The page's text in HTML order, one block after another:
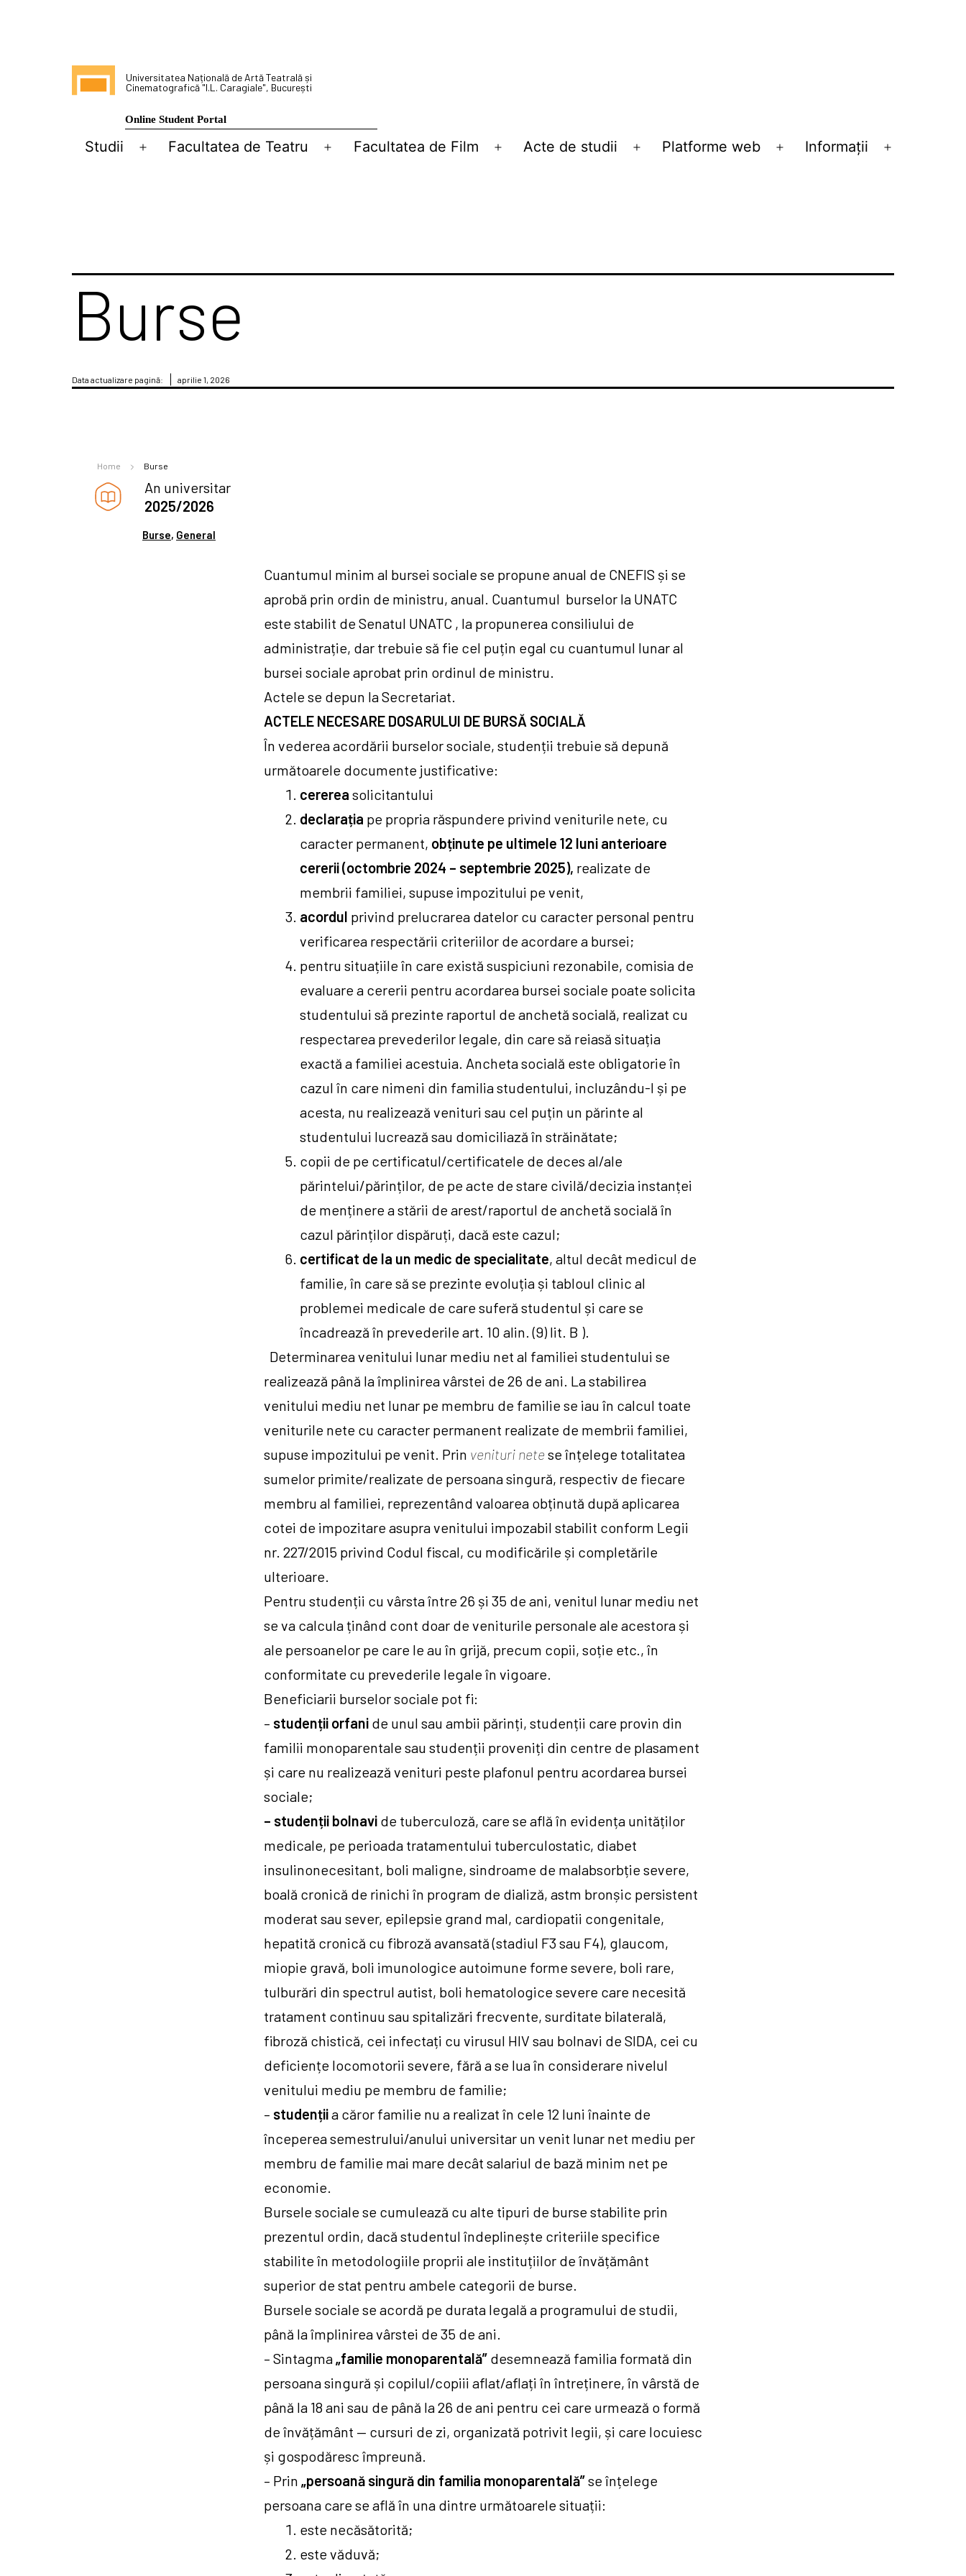
Universitatea Națională de Artă Teatrală și
Cinematografică "I.L. Caragiale", București
Online Student Portal
Studii
Deschide
Facultatea de Teatru
Deschide
Facultatea de Film
Deschide
Acte de studii
Deschide
Platforme web
Deschide
Informații
Burse
Data actualizare pagină: aprilie 1, 2026
Home Burse
An universitar
2025/2026
Burse, General
Cuantumul minim al bursei sociale se propune anual de CNEFIS și se
aprobă prin ordin de ministru, anual. Cuantumul burselor la UNATC
este stabilit de Senatul UNATC , la propunerea consiliului de
administrație, dar trebuie să fie cel puțin egal cu cuantumul lunar al
bursei sociale aprobat prin ordinul de ministru.
Actele se depun la Secretariat.
ACTELE NECESARE DOSARULUI DE BURSĂ SOCIALĂ
În vederea acordării burselor sociale, studenții trebuie să depună
următoarele documente justificative:
cererea solicitantului
declarația pe propria răspundere privind veniturile nete, cu
caracter permanent, obținute pe ultimele 12 luni anterioare
cererii (octombrie 2024 – septembrie 2025), realizate de
membrii familiei, supuse impozitului pe venit,
acordul privind prelucrarea datelor cu caracter personal pentru
verificarea respectării criteriilor de acordare a bursei;
pentru situațiile în care există suspiciuni rezonabile, comisia de
evaluare a cererii pentru acordarea bursei sociale poate solicita
studentului să prezinte raportul de anchetă socială, realizat cu
respectarea prevederilor legale, din care să reiasă situația
exactă a familiei acestuia. Ancheta socială este obligatorie în
cazul în care nimeni din familia studentului, incluzându-l și pe
acesta, nu realizează venituri sau cel puțin un părinte al
studentului lucrează sau domiciliază în străinătate;
copii de pe certificatul/certificatele de deces al/ale
părintelui/părinților, de pe acte de stare civilă/decizia instanței
de menținere a stării de arest/raportul de anchetă socială în
cazul părinților dispăruți, dacă este cazul;
certificat de la un medic de specialitate, altul decât medicul de
familie, în care să se prezinte evoluția și tabloul clinic al
problemei medicale de care suferă studentul și care se
încadrează în prevederile art. 10 alin. (9) lit. B ).
Determinarea venitului lunar mediu net al familiei studentului se
realizează până la împlinirea vârstei de 26 de ani. La stabilirea
venitului mediu net lunar pe membru de familie se iau în calcul toate
veniturile nete cu caracter permanent realizate de membrii familiei,
supuse impozitului pe venit. Prin venituri netese înțelege totalitatea
sumelor primite/realizate de persoana singură, respectiv de fiecare
membru al familiei, reprezentând valoarea obținută după aplicarea
cotei de impozitare asupra venitului impozabil stabilit conform Legii
nr. 227/2015 privind Codul fiscal, cu modificările și completările
ulterioare.
Pentru studenții cu vârsta între 26 și 35 de ani, venitul lunar mediu net
se va calcula ținând cont doar de veniturile personale ale acestora și
ale persoanelor pe care le au în grijă, precum copii, soție etc., în
conformitate cu prevederile legale în vigoare.
Beneficiarii burselor sociale pot fi:
– studenții orfani de unul sau ambii părinți, studenții care provin din
familii monoparentale sau studenții proveniți din centre de plasament
și care nu realizează venituri peste plafonul pentru acordarea bursei
sociale;
– studenții bolnavi de tuberculoză, care se află în evidența unităților
medicale, pe perioada tratamentului tuberculostatic, diabet
insulinonecesitant, boli maligne, sindroame de malabsorbție severe,
boală cronică de rinichi în program de dializă, astm bronșic persistent
moderat sau sever, epilepsie grand mal, cardiopatii congenitale,
hepatită cronică cu fibroză avansată (stadiul F3 sau F4), glaucom,
miopie gravă, boli imunologice autoimune forme severe, boli rare,
tulburări din spectrul autist, boli hematologice severe care necesită
tratament continuu sau spitalizări frecvente, surditate bilaterală,
fibroză chistică, cei infectați cu virusul HIV sau bolnavi de SIDA, cei cu
deficiențe locomotorii severe, fără a se lua în considerare nivelul
venitului mediu pe membru de familie;
– studențiia căror familie nu a realizat în cele 12 luni înainte de
începerea semestrului/anului universitar un venit lunar net mediu per
membru de familie mai mare decât salariul de bază minim net pe
economie.
Bursele sociale se cumulează cu alte tipuri de burse stabilite prin
prezentul ordin, dacă studentul îndeplinește criteriile specifice
stabilite în metodologiile proprii ale instituțiilor de învățământ
superior de stat pentru ambele categorii de burse.
Bursele sociale se acordă pe durata legală a programului de studii,
până la împlinirea vârstei de 35 de ani.
– Sintagma„familie monoparentală” desemnează familia formată din
persoana singură și copilul/copiii aflat/aflați în întreținere, în vârstă de
până la 18 ani sau de până la 26 de ani pentru cei care urmează o formă
de învățământ — cursuri de zi, organizată potrivit legii, și care locuiesc
și gospodăresc împreună.
– Prin „persoană singură din familia monoparentală”se înțelege
persoana care se află în una dintre următoarele situații:
este necăsătorită;
este văduvă;